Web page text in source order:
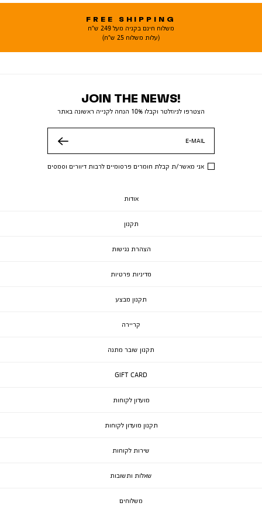
FREE SHIPPING
משלוח חינם בקניה מעל 249 ש"ח
(עלות משלוח 25 ש"ח)
JOIN THE NEWS!
הצטרפו לניוזלטר וקבלו 10% הנחה לקנייה ראשונה באתר
E-MAIL
אני מאשר/ת קבלת חומרים פרסומיים לרבות דיוורים וסמסים
אודות
תקנון
הצהרת נגישות
מדיניות פרטיות
תקנון מבצע
קריירה
תקנון שובר מתנה
GIFT CARD
מועדון לקוחות
תקנון מועדון לקוחות
שירות לקוחות
שאלות ותשובות
משלוחים